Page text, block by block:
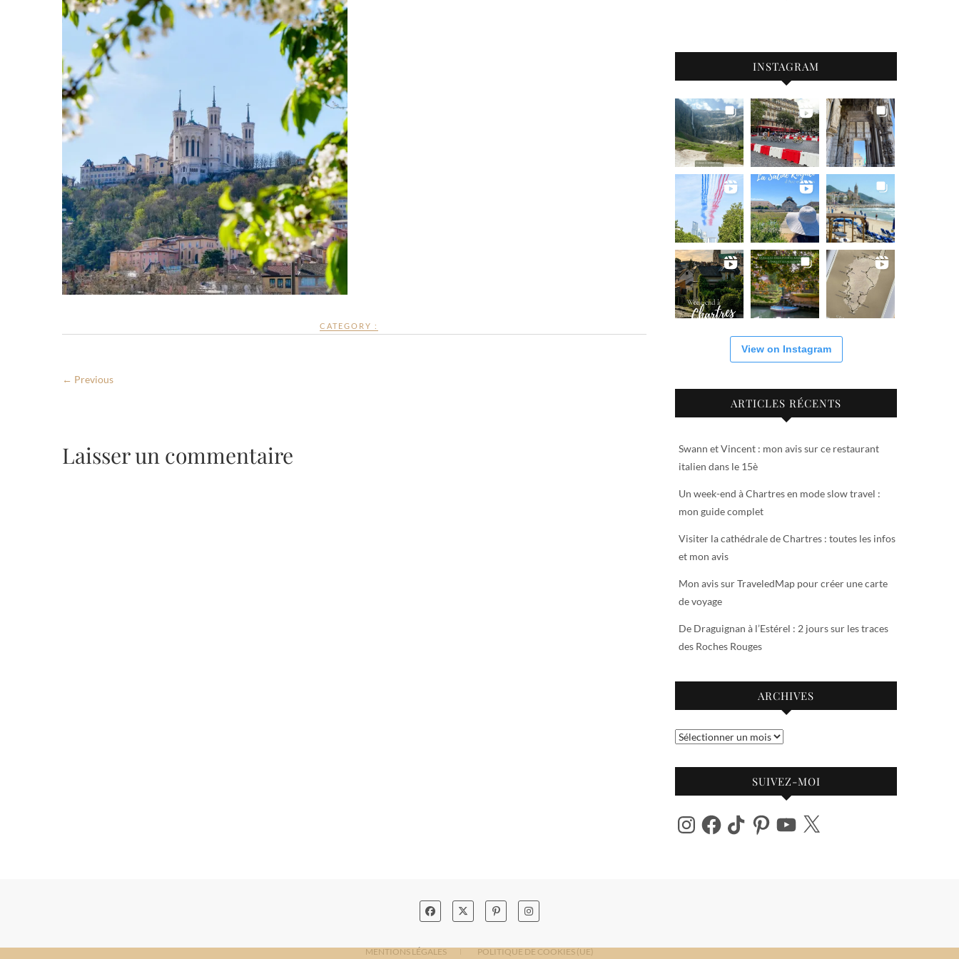
CATEGORY :
← Previous
Laisser un commentaire
INSTAGRAM
View on Instagram
ARTICLES RÉCENTS
Swann et Vincent : mon avis sur ce restaurant
italien dans le 15è
Un week-end à Chartres en mode slow travel :
mon guide complet
Visiter la cathédrale de Chartres : toutes les infos
et mon avis
Mon avis sur TraveledMap pour créer une carte
de voyage
De Draguignan à l’Estérel : 2 jours sur les traces
des Roches Rouges
ARCHIVES
Archives
SUIVEZ-MOI
InstagramFacebook
TikTok PinterestYouTube
X
MENTIONS LÉGALES POLITIQUE DE COOKIES (UE)